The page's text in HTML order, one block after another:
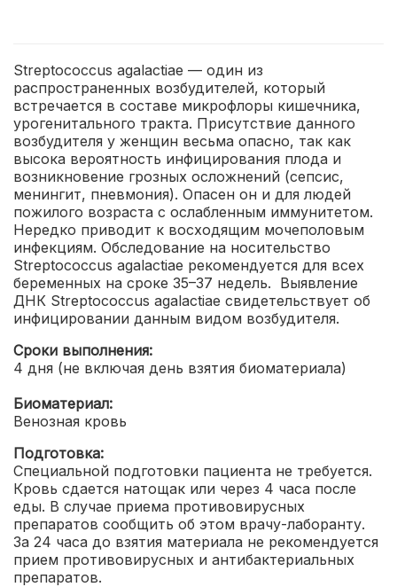
Streptococcus agalactiae — один из
распространенных возбудителей, который
встречается в составе микрофлоры кишечника,
урогенитального тракта. Присутствие данного
возбудителя у женщин весьма опасно, так как
высока вероятность инфицирования плода и
возникновение грозных осложнений (сепсис,
менингит, пневмония). Опасен он и для людей
пожилого возраста с ослабленным иммунитетом.
Нередко приводит к восходящим мочеполовым
инфекциям. Обследование на носительство
Streptococcus agalactiae рекомендуется для всех
беременных на сроке 35–37 недель. Выявление
ДНК Streptococcus agalactiae свидетельствует об
инфицировании данным видом возбудителя.
Сроки выполнения:
4 дня (не включая день взятия биоматериала)
Биоматериал:
Венозная кровь
Подготовка:
Специальной подготовки пациента не требуется.
Кровь сдается натощак или через 4 часа после
еды. В случае приема противовирусных
препаратов сообщить об этом врачу-лаборанту.
За 24 часа до взятия материала не рекомендуется
прием противовирусных и антибактериальных
препаратов.